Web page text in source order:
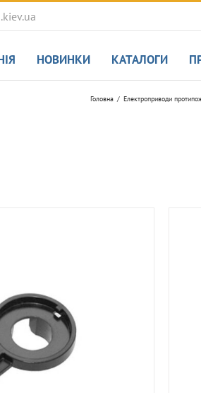
НОВИНКИ КАТАЛОГИ
Головна Електроприводи